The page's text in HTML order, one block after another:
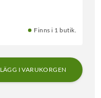
Finns i 1 butik.
LÄGG I VARUKORGEN